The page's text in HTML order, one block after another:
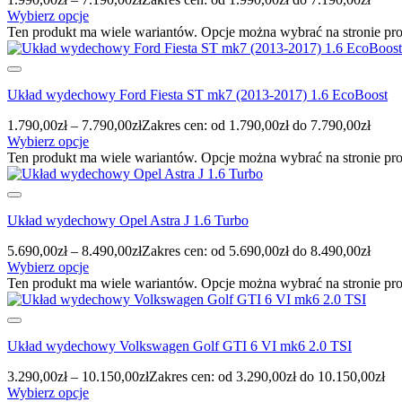
Wybierz opcje
Ten produkt ma wiele wariantów. Opcje można wybrać na stronie
Układ wydechowy Ford Fiesta ST mk7 (2013-2017) 1.6 EcoBoost
1.790,00zł – 7.790,00złZakres cen: od 1.790,00zł do 7.790,00zł
Wybierz opcje
Ten produkt ma wiele wariantów. Opcje można wybrać na stronie
Układ wydechowy Opel Astra J 1.6 Turbo
5.690,00zł – 8.490,00złZakres cen: od 5.690,00zł do 8.490,00zł
Wybierz opcje
Ten produkt ma wiele wariantów. Opcje można wybrać na stronie
Układ wydechowy Volkswagen Golf GTI 6 VI mk6 2.0 TSI
3.290,00zł – 10.150,00złZakres cen: od 3.290,00zł do 10.150,00zł
Wybierz opcje